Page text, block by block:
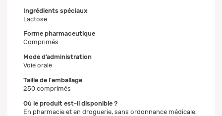
Ingrédients spéciaux
Lactose
Forme pharmaceutique
Comprimés
Mode d’administration
Voie orale
Taille de l'emballage
250 comprimés
Où le produit est-il disponible ?
En pharmacie et en droguerie, sans ordonnance médicale.